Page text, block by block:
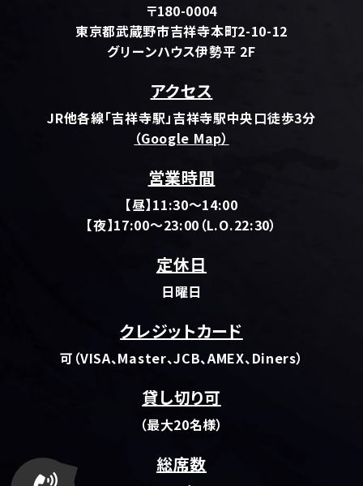
〒180-0004
東京都武蔵野市吉祥寺本町2-10-12
グリーンハウス伊勢平 2F
アクセス
JR他各線「吉祥寺駅」吉祥寺駅中央口徒歩3分
（Google Map）
営業時間
【昼】11:30～14:00
【夜】17:00～23:00（L.O.22:30）
定休日
日曜日
クレジットカード
可（VISA、Master、JCB、AMEX、Diners）
貸し切り可
（最大20名様）
総席数